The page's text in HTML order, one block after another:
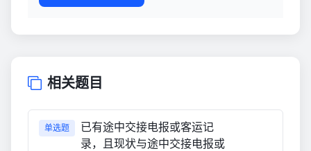
相关题目
单选题
已有途中交接电报或客运记
录，且现状与途中交接电报或